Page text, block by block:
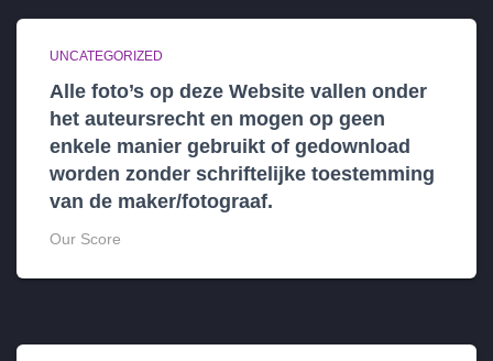
UNCATEGORIZED
Alle foto’s op deze Website vallen onder
het auteursrecht en mogen op geen
enkele manier gebruikt of gedownload
worden zonder schriftelijke toestemming
van de maker/fotograaf.
Our Score